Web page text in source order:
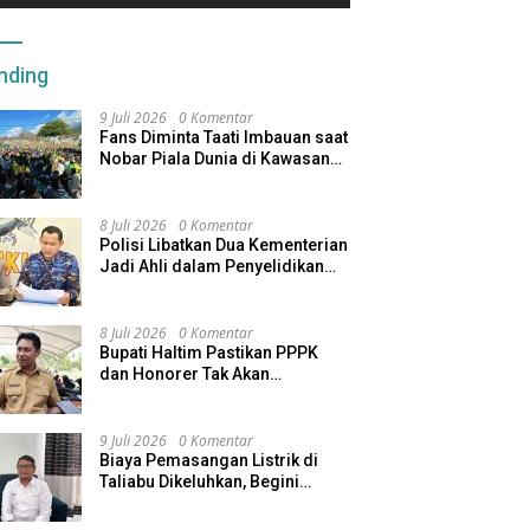
9 Juli 2026 0 Komentar
Fans Diminta Taati Imbauan saat
Nobar Piala Dunia di Kawasan
8 Juli 2026 0 Komentar
Polisi Libatkan Dua Kementerian
Jadi Ahli dalam Penyelidikan
8 Juli 2026 0 Komentar
Bupati Haltim Pastikan PPPK
dan Honorer Tak Akan
9 Juli 2026 0 Komentar
Biaya Pemasangan Listrik di
Taliabu Dikeluhkan, Begini